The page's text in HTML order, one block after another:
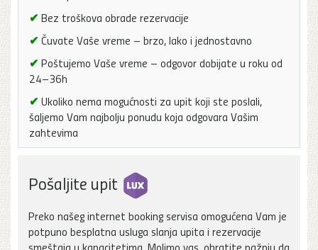
✔ Bez troškova obrade rezervacije
✔ Čuvate Vaše vreme – brzo, lako i jednostavno
✔ Poštujemo Vaše vreme – odgovor dobijate u roku od
24–36h
✔ Ukoliko nema mogućnosti za upit koji ste poslali,
šaljemo Vam najbolju ponudu koja odgovara Vašim
zahtevima
Pošaljite upit
Preko našeg internet booking servisa omogućena Vam je
potpuno besplatna usluga slanja upita i rezervacije
smeštaja u kapacitetima. Molimo vas, obratite pažnju da